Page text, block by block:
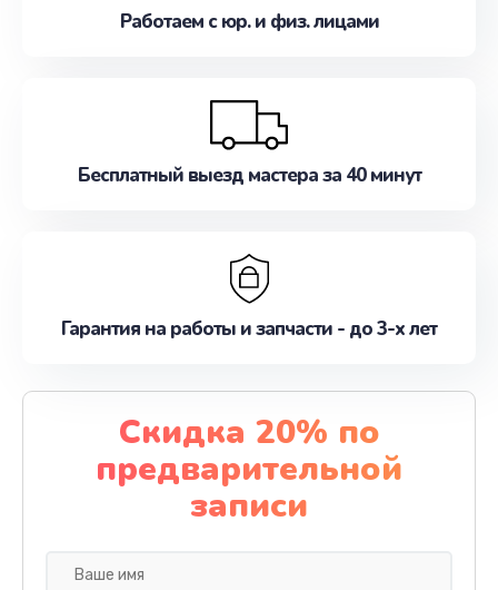
Работаем с юр. и физ. лицами
Бесплатный выезд мастера за 40 минут
Гарантия на работы и запчасти - до 3-х лет
Скидка 20% по
предварительной
записи